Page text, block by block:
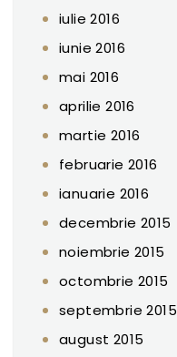
iulie 2016
iunie 2016
mai 2016
aprilie 2016
martie 2016
februarie 2016
ianuarie 2016
decembrie 2015
noiembrie 2015
octombrie 2015
septembrie 2015
august 2015